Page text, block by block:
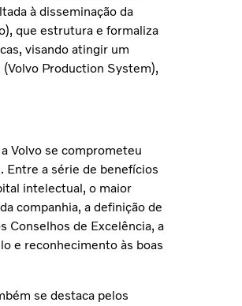
à disseminação da
que estrutura e formaliza
visando atingir um
Production System),
Volvo se comprometeu
Entre a série de benefícios
intelectual, o maior
companhia, a definição de
Conselhos de Excelência, a
e reconhecimento às boas
se destaca pelos